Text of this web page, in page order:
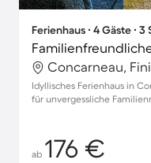
Ferienhaus ∙ 4 Gäste ∙
Concarneau,
Idyllisches Ferienhaus in
für unvergessliche
ab 176 €